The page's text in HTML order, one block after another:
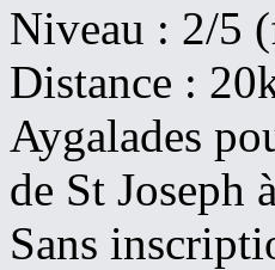
Niveau : 2/5
Distance :
Aygalades
de St Joseph
Sans